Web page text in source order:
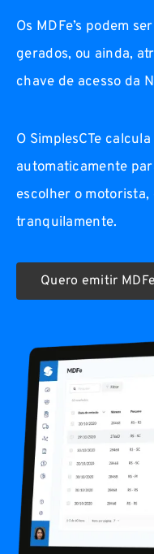
Os MDFe’s podem
gerados, ou ainda,
chave de acesso da
O SimplesCTe
automaticamente
escolher o
tranquilamente.
Quero emitir